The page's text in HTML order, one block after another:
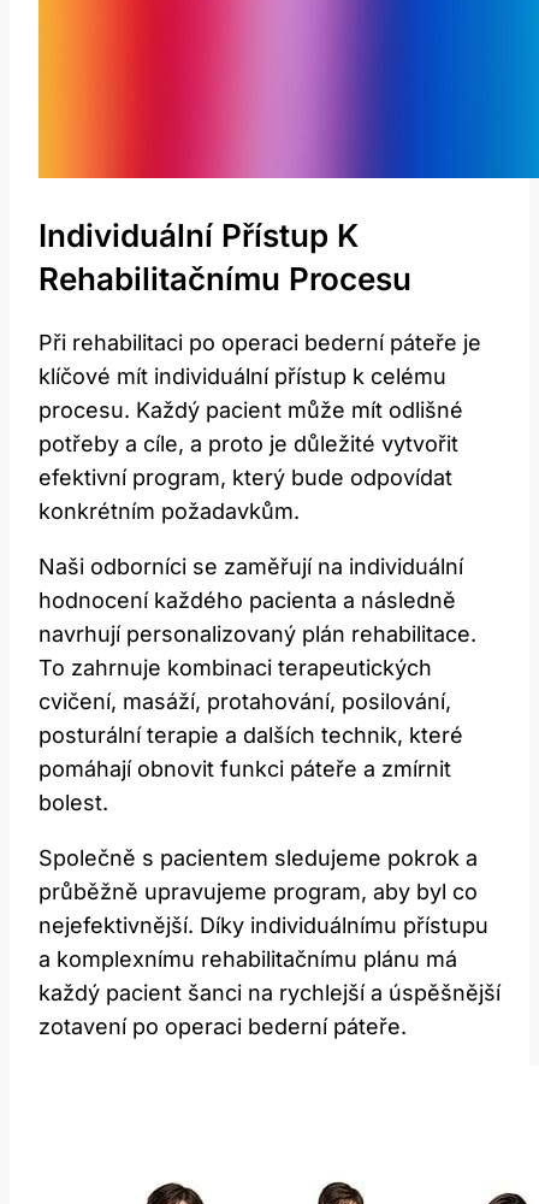
Individuální Přístup K
Rehabilitačnímu Procesu
Při rehabilitaci po operaci bederní páteře je
klíčové mít individuální přístup k celému
procesu. Každý pacient může mít odlišné
potřeby a cíle, a proto je důležité vytvořit
efektivní program, který bude odpovídat
konkrétním požadavkům.
Naši odborníci se zaměřují na individuální
hodnocení každého pacienta a následně
navrhují personalizovaný plán rehabilitace.
To zahrnuje kombinaci terapeutických
cvičení, masáží, protahování, posilování,
posturální terapie a dalších technik, které
pomáhají obnovit funkci páteře a zmírnit
bolest.
Společně s pacientem sledujeme pokrok a
průběžně upravujeme program, aby byl co
nejefektivnější. Díky individuálnímu přístupu
a komplexnímu rehabilitačnímu plánu má
každý pacient šanci na rychlejší a úspěšnější
zotavení po operaci bederní páteře.